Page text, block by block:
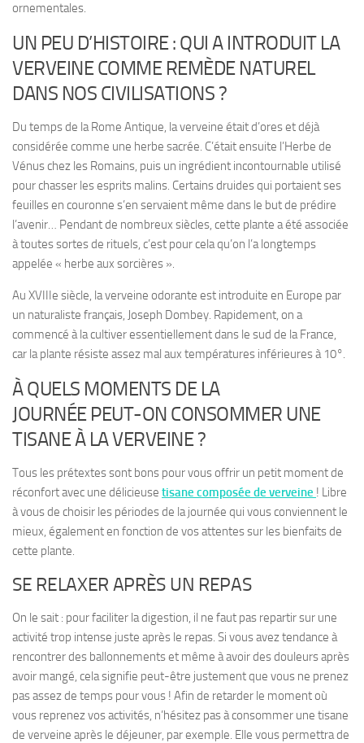
ornementales.
UN PEU D’HISTOIRE : QUI A INTRODUIT LA
VERVEINE COMME REMÈDE NATUREL
DANS NOS CIVILISATIONS ?
Du temps de laRome Antique, la verveine était d’ores et déjà
considérée comme une herbe sacrée. C’était ensuite l’Herbe de
Vénus chez les Romains, puis un ingrédient incontournable utilisé
pour chasser les esprits malins. Certains druides qui portaient ses
feuilles en couronne s’en servaient même dans le but de prédire
l’avenir… Pendant de nombreux siècles, cette plante a été associée
à toutes sortes de rituels, c’est pour cela qu’on l’a longtemps
appelée « herbe aux sorcières ».
Au XVIIIe siècle, laverveine odorante est introduite en Europe par
un naturaliste français, Joseph Dombey. Rapidement, on a
commencé à la cultiver essentiellement dans le sud de la France,
car la plante résiste assez mal aux températures inférieures à 10°.
À QUELS MOMENTS DE LA
JOURNÉE PEUT-ON CONSOMMER UNE
TISANE À LA VERVEINE ?
Tous les prétextes sont bons pour vous offrir un petit moment de
réconfort avec une délicieuse tisane composée de verveine ! Libre
à vous de choisir les périodes de la journée qui vous conviennent le
mieux, également en fonction de vos attentes sur les bienfaits de
cette plante.
SE RELAXER APRÈS UN REPAS
On le sait : pour faciliter la digestion, il ne faut pas repartir sur une
activité trop intense juste après le repas. Si vous avez tendance à
rencontrer des ballonnements et même à avoir des douleurs après
avoir mangé, cela signifie peut-être justement que vous ne prenez
pas assez de temps pour vous ! Afin de retarder le moment où
vous reprenez vos activités, n’hésitez pas àconsommer une tisane
de verveine après le déjeuner, par exemple. Elle vous permettra de